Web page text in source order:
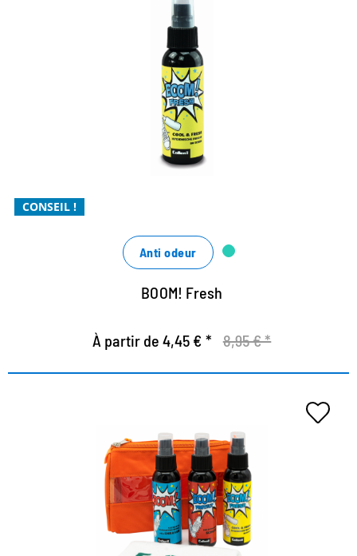
CONSEIL !
COOL & FRESH – fraîcheur
hygiénique dans la chaussure
fraîcheur mentholée longue durée qui vous
accompagne tout au long de la journée
le tueur d'odeurs organique efficace
Anti odeur
BOOM! Fresh
À partir de 4,45 € * 8,95 € *
Ultimate Kit - exclusif à notre
boutique
Nettoyage, fraîcheur et protection sans compromis